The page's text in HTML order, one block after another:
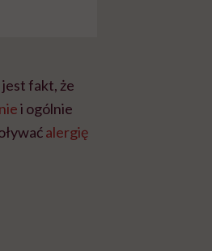
fakt, że
i ogólnie
alergię